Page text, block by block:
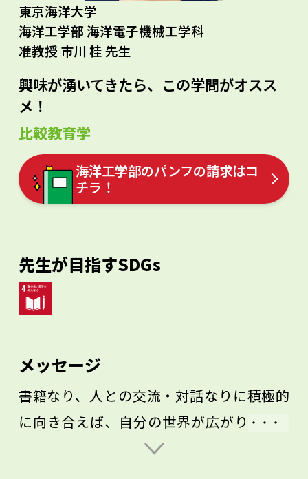
東京海洋大学
海洋工学部 海洋電子機械工学科
准教授 市川 桂 先生
興味が湧いてきたら、この学問がオスス
メ！
比較教育学
海洋工学部のパンフの請求はコ
チラ！
先生が目指すSDGs
メッセージ
書籍なり、人との交流・対話なりに積極的
に向き合えば、自分の世界が広がります。
それによって、自分が何に興味を持ってい